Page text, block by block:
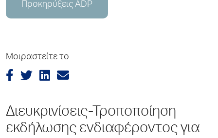
Προκηρύξεις ADP
Μοιραστείτε το
Διευκρινίσεις-Τροποποίηση
εκδήλωσης ενδιαφέροντος για